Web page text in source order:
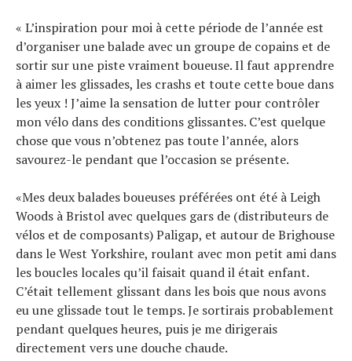
« L’inspiration pour moi à cette période de l’année est
d’organiser une balade avec un groupe de copains et de
sortir sur une piste vraiment boueuse. Il faut apprendre
à aimer les glissades, les crashs et toute cette boue dans
les yeux ! J’aime la sensation de lutter pour contrôler
mon vélo dans des conditions glissantes. C’est quelque
chose que vous n’obtenez pas toute l’année, alors
savourez-le pendant que l’occasion se présente.
«Mes deux balades boueuses préférées ont été à Leigh
Woods à Bristol avec quelques gars de (distributeurs de
vélos et de composants) Paligap, et autour de Brighouse
dans le West Yorkshire, roulant avec mon petit ami dans
les boucles locales qu’il faisait quand il était enfant.
C’était tellement glissant dans les bois que nous avons
eu une glissade tout le temps. Je sortirais probablement
pendant quelques heures, puis je me dirigerais
directement vers une douche chaude.